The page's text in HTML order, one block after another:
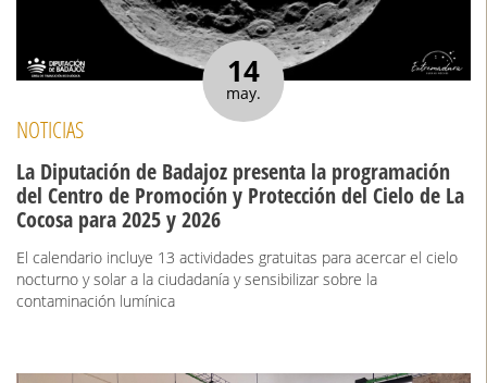
14
may.
NOTICIAS
La Diputación de Badajoz presenta la programación
del Centro de Promoción y Protección del Cielo de La
Cocosa para 2025 y 2026
El calendario incluye 13 actividades gratuitas para acercar el cielo
nocturno y solar a la ciudadanía y sensibilizar sobre la
contaminación lumínica